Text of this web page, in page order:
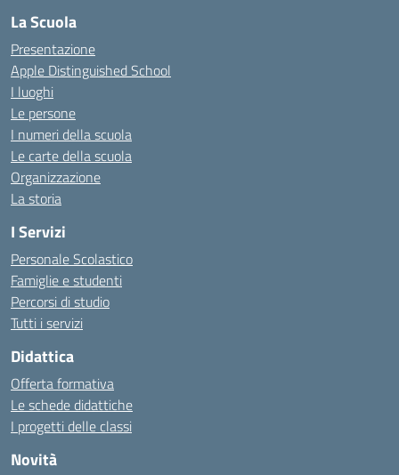
La Scuola
Presentazione
Apple Distinguished School
I luoghi
Le persone
I numeri della scuola
Le carte della scuola
Organizzazione
La storia
I Servizi
Personale Scolastico
Famiglie e studenti
Percorsi di studio
Tutti i servizi
Didattica
Offerta formativa
Le schede didattiche
I progetti delle classi
Novità